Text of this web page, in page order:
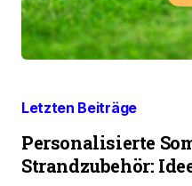
Letzten Beiträge
Personalisierte
Strandzubehör: